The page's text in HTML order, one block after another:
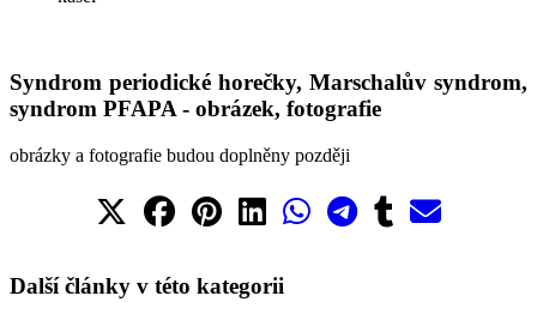
Syndrom periodické horečky, Marschalův syndrom,
syndrom PFAPA - obrázek, fotografie
obrázky a fotografie budou doplněny později
Další články v této kategorii